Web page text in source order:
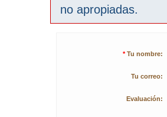
no apropiadas.
* Tu nombre:
Tu correo:
Evaluación: